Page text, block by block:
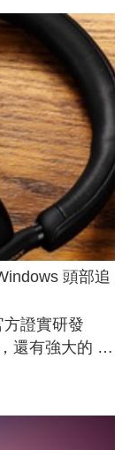
頭部追
證實研發
還有強大的 AI